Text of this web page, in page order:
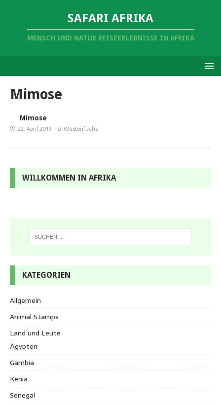
SAFARI AFRIKA
MENSCH UND NATUR REISEERLEBNISSE IN AFRIKA
Mimose
Mimose
22. April 2019 Wüstenfuchs
WILLKOMMEN IN AFRIKA
KATEGORIEN
Allgemein
Animal Stamps
Land und Leute
Ägypten
Gambia
Kenia
Senegal